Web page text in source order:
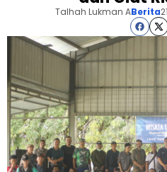
Talhah Lukman ABerita